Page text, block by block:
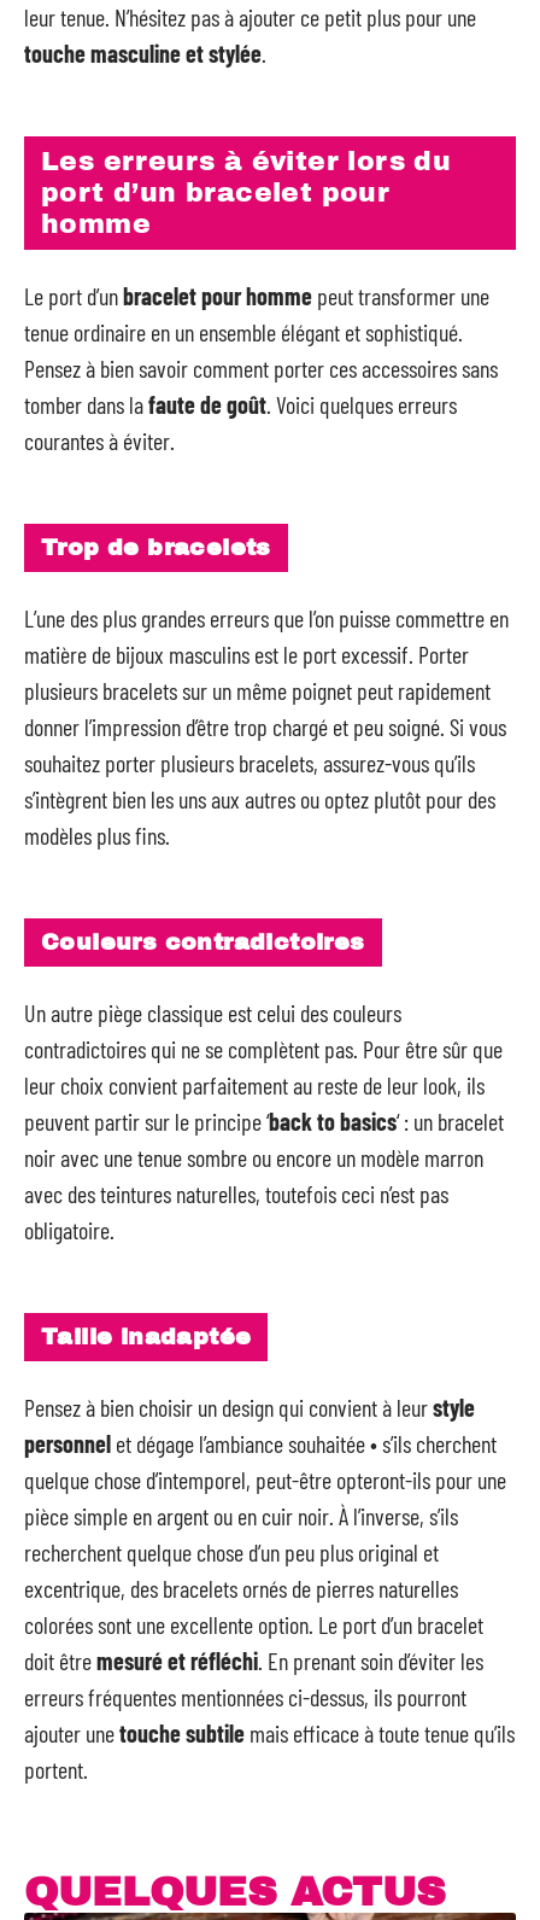
leur tenue. N’hésitez pas à ajouter ce petit plus pour une
touche masculine et stylée
Les erreurs à éviter lors du
port d’un bracelet pour
homme
Le port d’unbracelet pour homme peut transformer une
tenue ordinaire en un ensemble élégant et sophistiqué.
Pensez à bien savoir comment porter ces accessoires sans
tomber dans lafaute de goût . Voici quelques erreurs
courantes à éviter.
Trop de bracelets
L’une des plus grandes erreurs que l’on puisse commettre en
matière de bijoux masculins est le port excessif. Porter
plusieurs bracelets sur un même poignet peut rapidement
donner l’impression d’être trop chargé et peu soigné. Si vous
souhaitez porter plusieurs bracelets, assurez-vous qu’ils
s’intègrent bien les uns aux autres ou optez plutôt pour des
modèles plus fins.
Couleurs contradictoires
Un autre piège classique est celui des couleurs
contradictoires qui ne se complètent pas. Pour être sûr que
leur choix convient parfaitement au reste de leur look, ils
peuvent partir sur le principe ‘back to basics‘ : un bracelet
noir avec une tenue sombre ou encore un modèle marron
avec des teintures naturelles, toutefois ceci n’est pas
obligatoire.
Taille inadaptée
Pensez à bien choisir un design qui convient à leurstyle
personnel et dégage l’ambiance souhaitée • s’ils cherchent
quelque chose d’intemporel, peut-être opteront-ils pour une
pièce simple en argent ou en cuir noir. À l’inverse, s’ils
recherchent quelque chose d’un peu plus original et
excentrique, des bracelets ornés de pierres naturelles
colorées sont une excellente option. Le port d’un bracelet
doit êtremesuré et réfléchi . En prenant soin d’éviter les
erreurs fréquentes mentionnées ci-dessus, ils pourront
ajouter unetouche subtile mais efficace à toute tenue qu’ils
portent.
QUELQUES ACTUS